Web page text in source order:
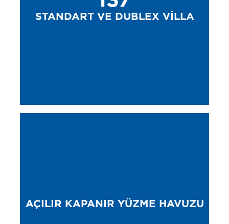
STANDART VE DUBLEX VILLA
AÇILIR KAPANIR YÜZME HAVUZU